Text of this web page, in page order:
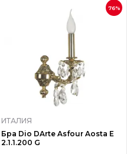
76%
ИТАЛИЯ
Бра Dio DArte Asfour Aosta E
2.1.1.200 G